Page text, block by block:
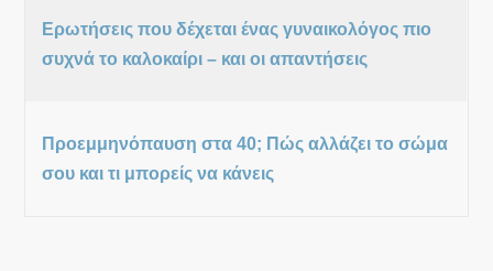
Ερωτήσεις που δέχεται ένας γυναικολόγος πιο
συχνά το καλοκαίρι – και οι απαντήσεις
Προεμμηνόπαυση στα 40; Πώς αλλάζει το σώμα
σου και τι μπορείς να κάνεις